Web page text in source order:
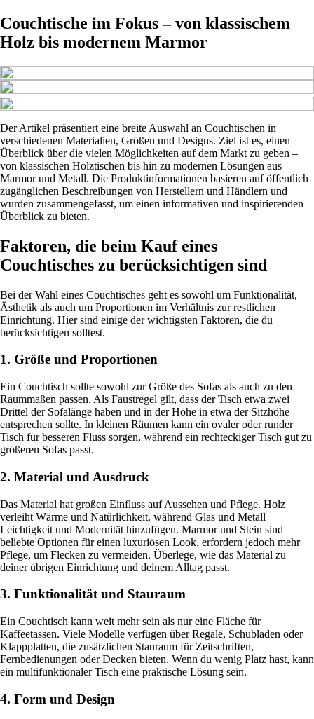
Couchtische im Fokus – von klassischem
Holz bis modernem Marmor
Der Artikel präsentiert eine breite Auswahl an Couchtischen in
verschiedenen Materialien, Größen und Designs. Ziel ist es, einen
Überblick über die vielen Möglichkeiten auf dem Markt zu geben –
von klassischen Holztischen bis hin zu modernen Lösungen aus
Marmor und Metall. Die Produktinformationen basieren auf öffentlich
zugänglichen Beschreibungen von Herstellern und Händlern und
wurden zusammengefasst, um einen informativen und inspirierenden
Überblick zu bieten.
Faktoren, die beim Kauf eines
Couchtisches zu berücksichtigen sind
Bei der Wahl eines Couchtisches geht es sowohl um Funktionalität,
Ästhetik als auch um Proportionen im Verhältnis zur restlichen
Einrichtung. Hier sind einige der wichtigsten Faktoren, die du
berücksichtigen solltest.
1. Größe und Proportionen
Ein Couchtisch sollte sowohl zur Größe des Sofas als auch zu den
Raummaßen passen. Als Faustregel gilt, dass der Tisch etwa zwei
Drittel der Sofalänge haben und in der Höhe in etwa der Sitzhöhe
entsprechen sollte. In kleinen Räumen kann ein ovaler oder runder
Tisch für besseren Fluss sorgen, während ein rechteckiger Tisch gut zu
größeren Sofas passt.
2. Material und Ausdruck
Das Material hat großen Einfluss auf Aussehen und Pflege. Holz
verleiht Wärme und Natürlichkeit, während Glas und Metall
Leichtigkeit und Modernität hinzufügen. Marmor und Stein sind
beliebte Optionen für einen luxuriösen Look, erfordern jedoch mehr
Pflege, um Flecken zu vermeiden. Überlege, wie das Material zu
deiner übrigen Einrichtung und deinem Alltag passt.
3. Funktionalität und Stauraum
Ein Couchtisch kann weit mehr sein als nur eine Fläche für
Kaffeetassen. Viele Modelle verfügen über Regale, Schubladen oder
Klappplatten, die zusätzlichen Stauraum für Zeitschriften,
Fernbedienungen oder Decken bieten. Wenn du wenig Platz hast, kann
ein multifunktionaler Tisch eine praktische Lösung sein.
4. Form und Design